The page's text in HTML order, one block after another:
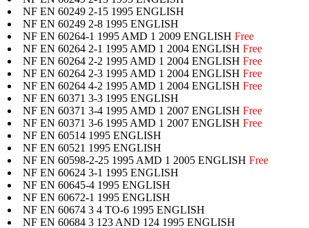
NF EN 60249 2-15 1995 ENGLISH
NF EN 60249 2-8 1995 ENGLISH
NF EN 60264-1 1995 AMD 1 2009 ENGLISH Free
NF EN 60264 2-1 1995 AMD 1 2004 ENGLISH Free
NF EN 60264 2-2 1995 AMD 1 2004 ENGLISH Free
NF EN 60264 2-3 1995 AMD 1 2004 ENGLISH Free
NF EN 60264 4-2 1995 AMD 1 2004 ENGLISH Free
NF EN 60371 3-3 1995 ENGLISH
NF EN 60371 3-4 1995 AMD 1 2007 ENGLISH Free
NF EN 60371 3-6 1995 AMD 1 2007 ENGLISH Free
NF EN 60514 1995 ENGLISH
NF EN 60521 1995 ENGLISH
NF EN 60598-2-25 1995 AMD 1 2005 ENGLISH Free
NF EN 60624 3-1 1995 ENGLISH
NF EN 60645-4 1995 ENGLISH
NF EN 60672-1 1995 ENGLISH
NF EN 60674 3 4 TO-6 1995 ENGLISH
NF EN 60684 3 123 AND 124 1995 ENGLISH